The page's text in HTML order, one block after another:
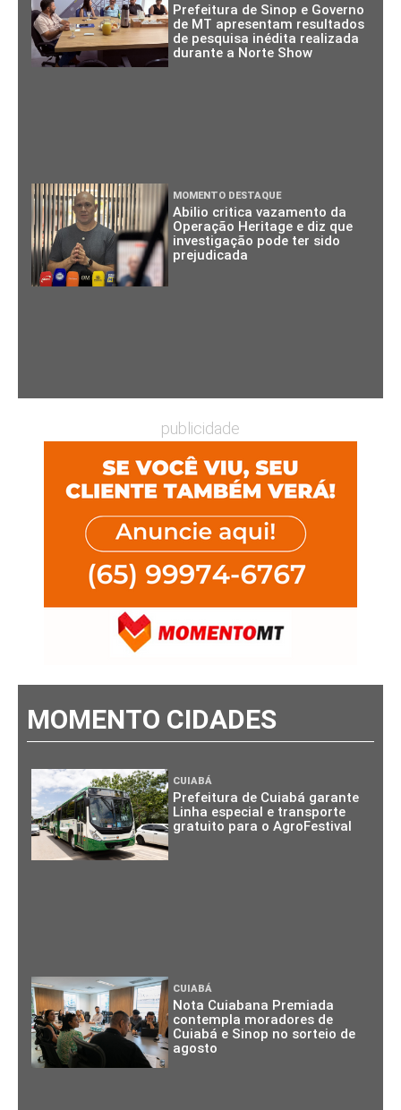
Prefeitura de Sinop e Governo
de MT apresentam resultados
de pesquisa inédita realizada
durante a Norte Show
MOMENTO DESTAQUE
Abilio critica vazamento da
Operação Heritage e diz que
investigação pode ter sido
prejudicada
publicidade
MOMENTO CIDADES
CUIABÁ
Prefeitura de Cuiabá garante
Linha especial e transporte
gratuito para o AgroFestival
CUIABÁ
Nota Cuiabana Premiada
contempla moradores de
Cuiabá e Sinop no sorteio de
agosto